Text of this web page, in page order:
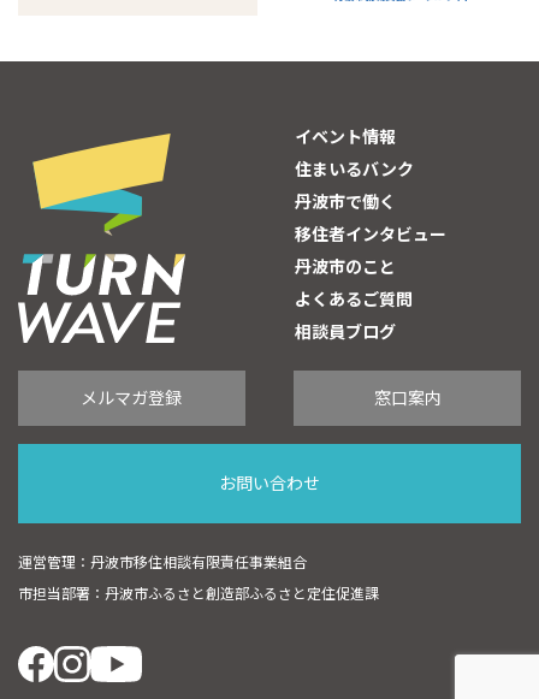
イベント情報
住まいるバンク
丹波市で働く
移住者インタビュー
丹波市のこと
よくあるご質問
相談員ブログ
メルマガ登録 窓口案内
お問い合わせ
運営管理：丹波市移住相談有限責任事業組合
市担当部署：丹波市ふるさと創造部ふるさと定住促進課